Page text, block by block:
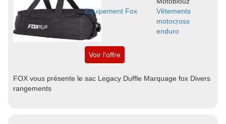
Equipement Fox
Vêtements
motocross
enduro
Voir l'offre
FOX vous présente le sac Legacy Duffle Marquage fox Divers
rangements